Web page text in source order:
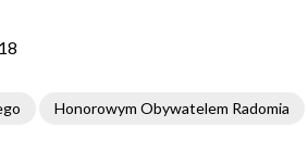
Honorowym Obywatelem Radomia